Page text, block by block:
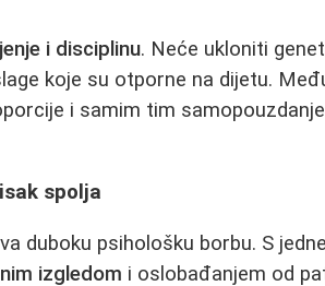
i disciplinu. Neće ukloniti
koje su otporne na dijetu.
i samim tim
spolja
duboku psihološku borbu. S
izgledom i oslobađanjem od